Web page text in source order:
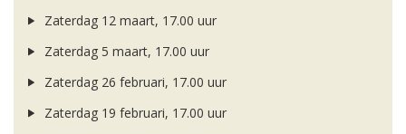
Zaterdag 12 maart, 17.00 uur
Zaterdag 5 maart, 17.00 uur
Zaterdag 26 februari, 17.00 uur
Zaterdag 19 februari, 17.00 uur